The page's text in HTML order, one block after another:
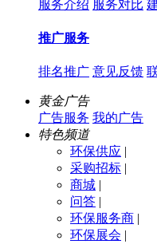
服务介绍 服务对比
推广服务
排名推广 意见反馈
黄金广告
广告服务 我的广告
特色频道
环保供应 |
采购招标 |
商城 |
问答 |
环保服务商 |
环保展会 |